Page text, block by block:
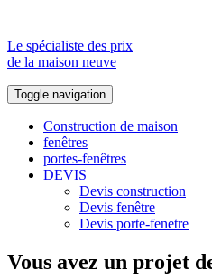
Le spécialiste des prix
de la maison neuve
Toggle navigation
Construction de maison
fenêtres
portes-fenêtres
DEVIS
Devis construction
Devis fenêtre
Devis porte-fenetre
Vous avez un projet